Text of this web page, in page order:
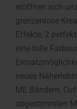
eröffnen sich
grenzenlose
Effekte, 2
eine tolle
neues
ME Bändern,
abgestimmten